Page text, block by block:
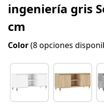
ingeniería gris
cm
Color(8 opciones